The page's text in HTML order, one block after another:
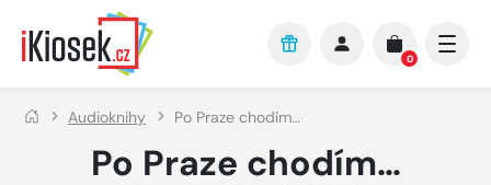
Přejít na hlavní obsah
0
Audioknihy Po Praze chodím…
Po Praze chodím…